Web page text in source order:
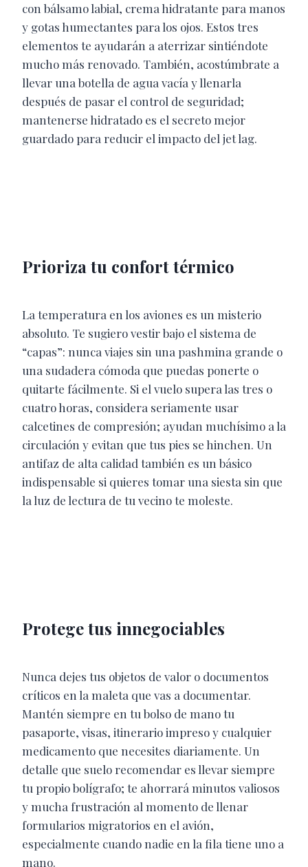
con bálsamo labial, crema hidratante para manos
y gotas humectantes para los ojos. Estos tres
elementos te ayudarán a aterrizar sintiéndote
mucho más renovado. También, acostúmbrate a
llevar una botella de agua vacía y llenarla
después de pasar el control de seguridad;
mantenerse hidratado es el secreto mejor
guardado para reducir el impacto del jet lag.
Prioriza tu confort térmico
La temperatura en los aviones es un misterio
absoluto. Te sugiero vestir bajo el sistema de
“capas”: nunca viajes sin una pashmina grande o
una sudadera cómoda que puedas ponerte o
quitarte fácilmente. Si el vuelo supera las tres o
cuatro horas, considera seriamente usar
calcetines de compresión; ayudan muchísimo a la
circulación y evitan que tus pies se hinchen. Un
antifaz de alta calidad también es un básico
indispensable si quieres tomar una siesta sin que
la luz de lectura de tu vecino te moleste.
Protege tus innegociables
Nunca dejes tus objetos de valor o documentos
críticos en la maleta que vas a documentar.
Mantén siempre en tu bolso de mano tu
pasaporte, visas, itinerario impreso y cualquier
medicamento que necesites diariamente. Un
detalle que suelo recomendar es llevar siempre
tu propio bolígrafo; te ahorrará minutos valiosos
y mucha frustración al momento de llenar
formularios migratorios en el avión,
especialmente cuando nadie en la fila tiene uno a
mano.